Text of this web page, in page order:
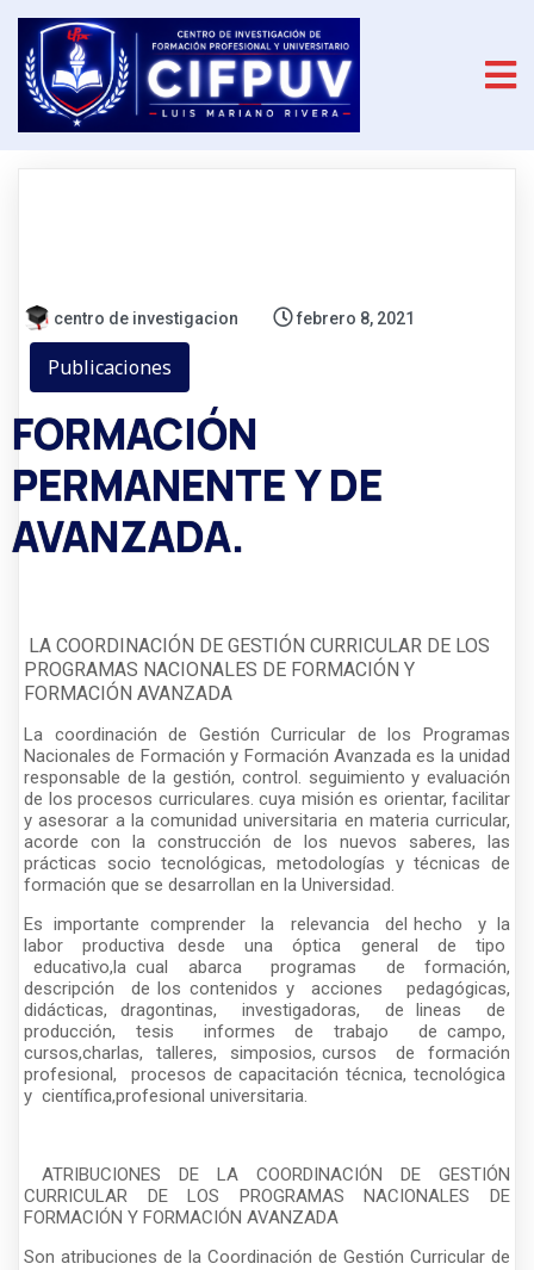
centro de investigacion febrero 8, 2021
Publicaciones
FORMACIÓN
PERMANENTE Y DE
AVANZADA.
LA COORDINACIÓN DE GESTIÓN CURRICULAR DE LOS
PROGRAMAS NACIONALES DE FORMACIÓN Y
FORMACIÓN AVANZADA
La coordinación de Gestión Curricular de los Programas
Nacionales de Formación y Formación Avanzada es la unidad
responsable de la gestión, control. seguimiento y evaluación
de los procesos curriculares. cuya misión es orientar, facilitar
y asesorar a la comunidad universitaria en materia curricular,
acorde con la construcción de los nuevos saberes, las
prácticas socio tecnológicas, metodologías y técnicas de
formación que se desarrollan en la Universidad.
Es importante comprender la relevancia del hecho y la
labor productiva desde una óptica general de tipo
educativo,la cual abarca programas de formación,
descripción de los contenidos y acciones pedagógicas,
didácticas, dragontinas, investigadoras, de lineas de
producción, tesis informes de trabajo de campo,
cursos,charlas, talleres, simposios, cursos de formación
profesional, procesos de capacitación técnica, tecnológica
y científica,profesional universitaria.
ATRIBUCIONES DE LA COORDINACIÓN DE GESTIÓN
CURRICULAR DE LOS PROGRAMAS NACIONALES DE
FORMACIÓN Y FORMACIÓN AVANZADA
Son atribuciones de la Coordinación de Gestión Curricular de